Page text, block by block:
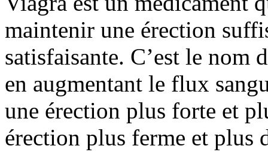
maintenir une érection
satisfaisante. C’est le nom
en augmentant le flux
une érection plus forte et
érection plus ferme et plus